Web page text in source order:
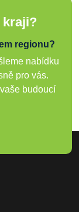
kraji?
regionu?
nabídku
pro vás.
budoucí